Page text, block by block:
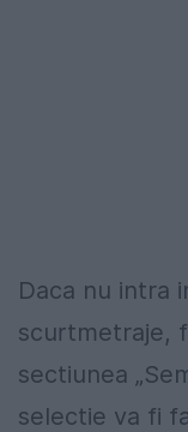
Daca nu intra
scurtmetraje,
sectiunea
selectie va fi